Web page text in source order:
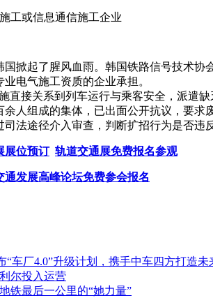
工或信息通信施工企业
国掀起了腥风血雨。韩国铁路信号技术
电气施工资质的企业承担。
直接关系到列车运行与乘客安全， 派遣缺
余人组成的集体，已出面公开抗议，要求
法途径介入审查，判断扩招行为是否违
展位预订 轨道交通展免费报名参观
通发展高峰论坛免费参会报名
“车厂4.0”升级计划，携手中车四方打造
尔投入运营
铁最后一公里的“她力量”